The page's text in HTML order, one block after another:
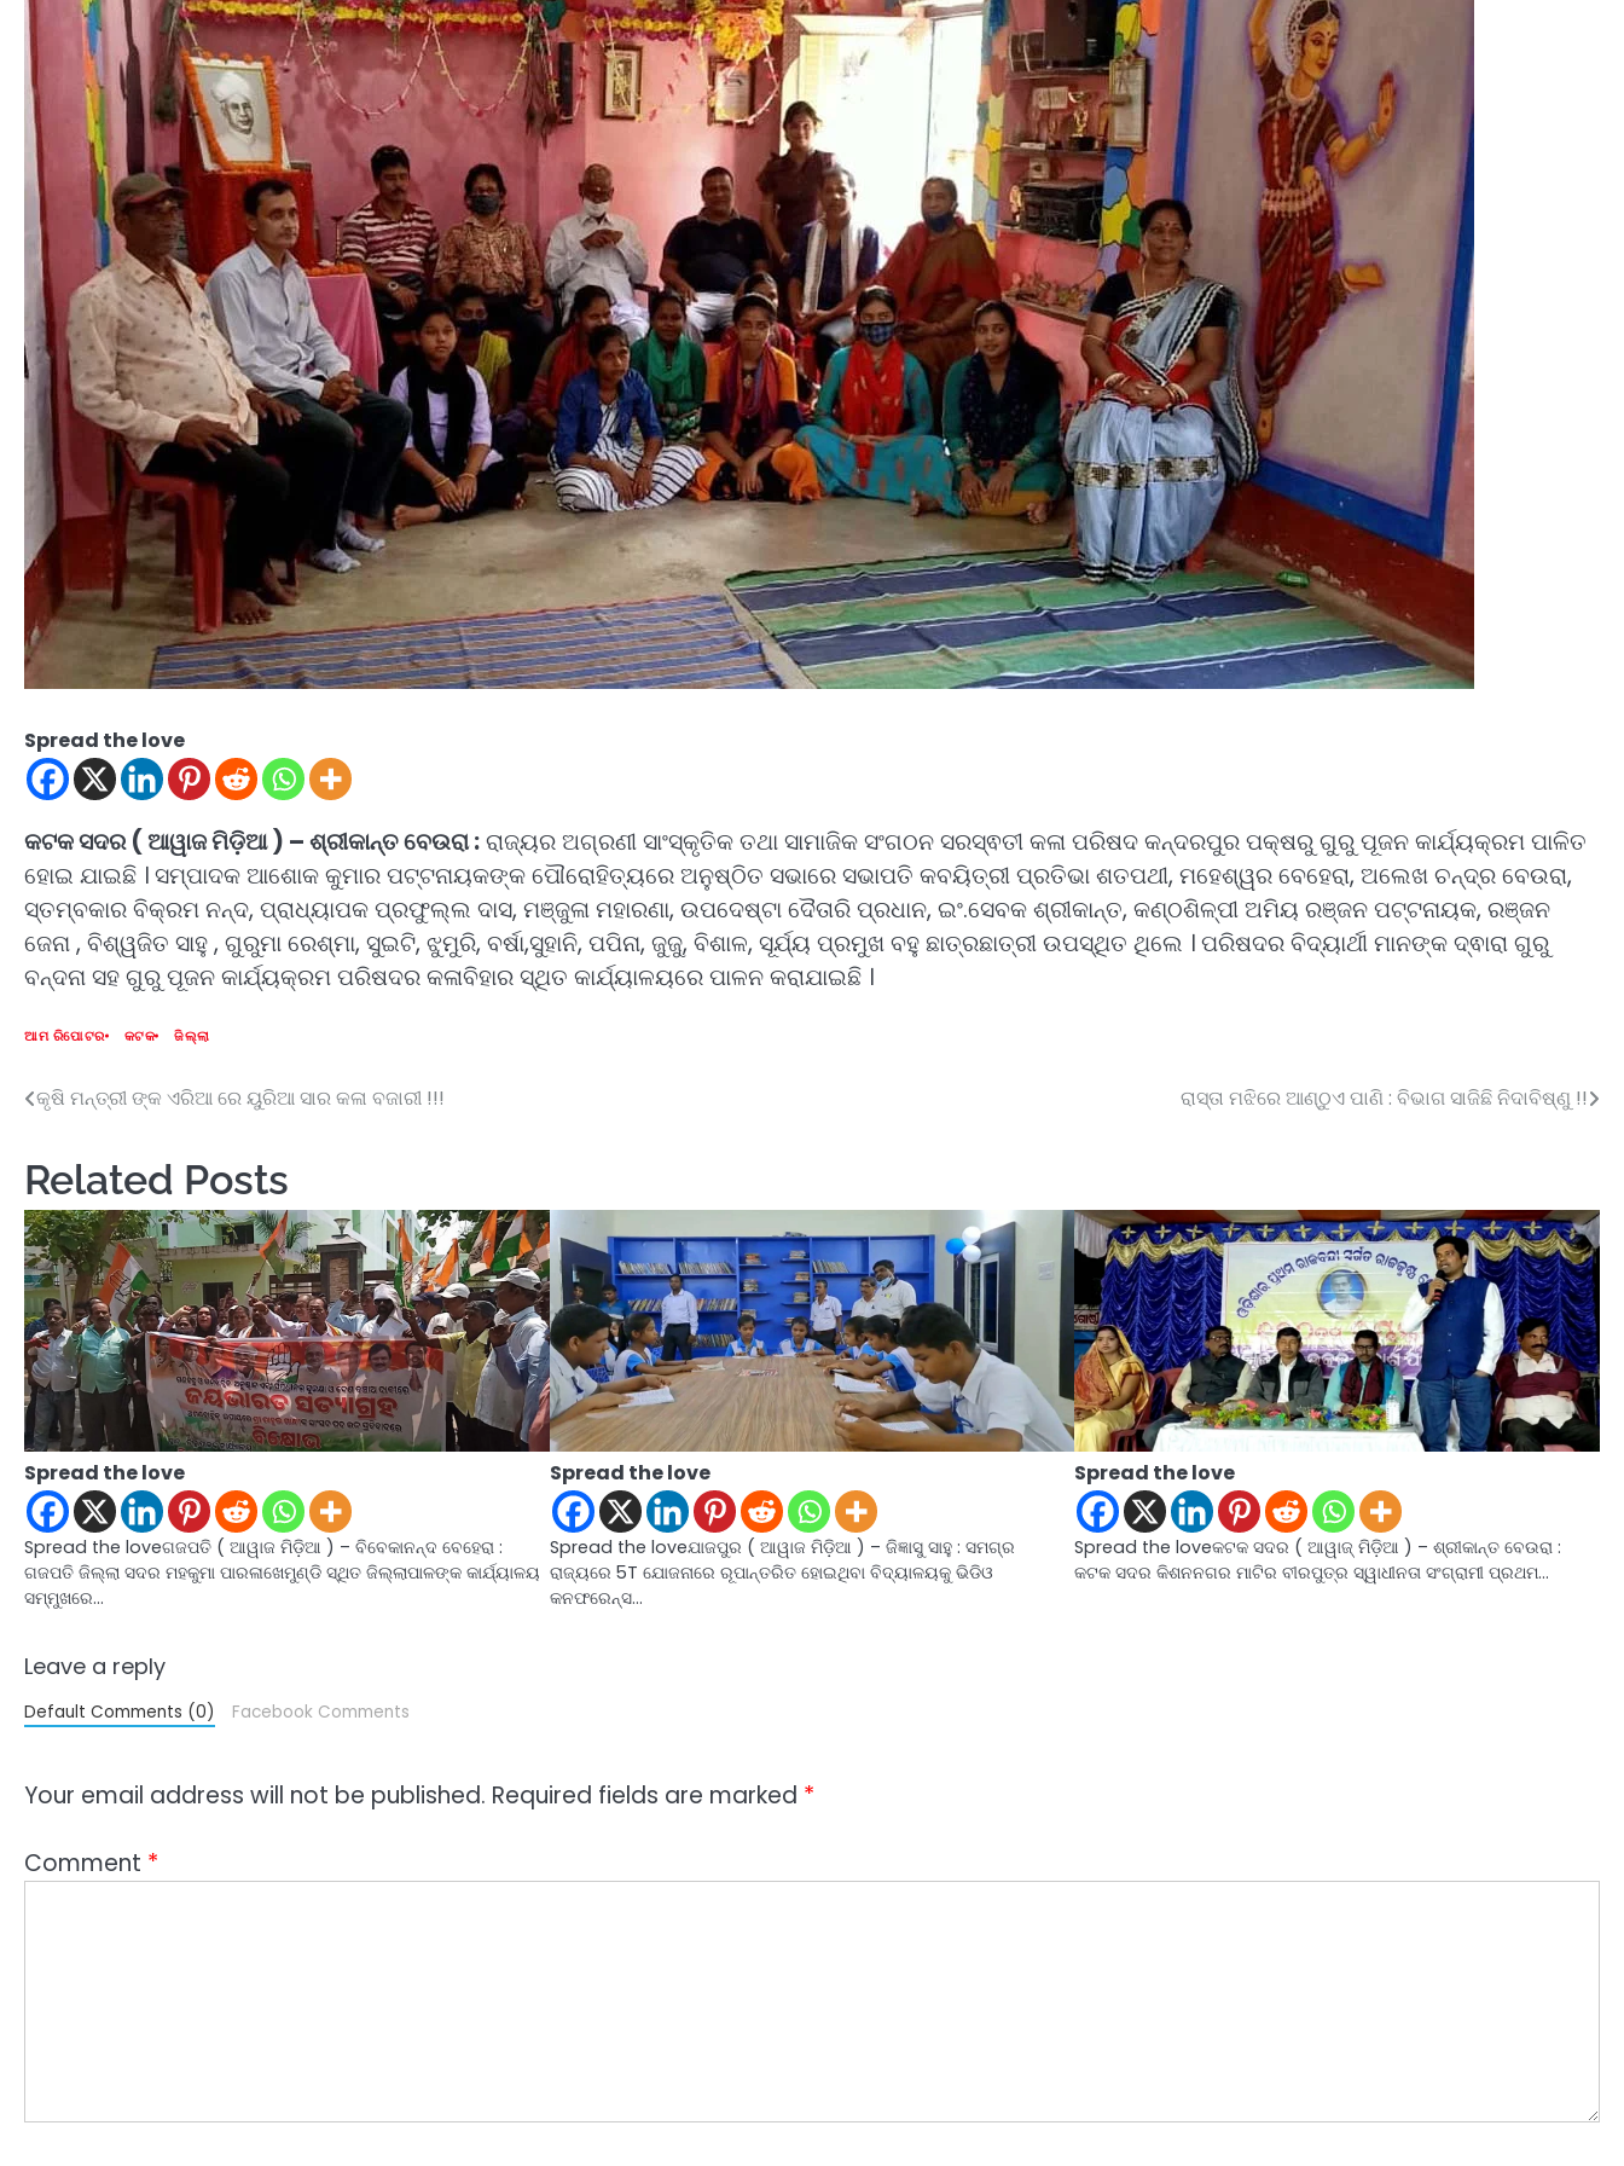
Spread the love
କଟକ ସଦର ( ଆୱାଜ ମିଡ଼ିଆ ) – ଶ୍ରୀକାନ୍ତ ବେଉରା :ରାଜ୍ୟର ଅଗ୍ରଣୀ ସାଂସ୍କୃତିକ ତଥା ସାମାଜିକ ସଂଗଠନ ସରସ୍ଵତୀ କଳା ପରିଷଦ କନ୍ଦରପୁର ପକ୍ଷରୁ ଗୁରୁ ପୂଜନ କାର୍ଯ୍ୟକ୍ରମ ପାଳିତ
ହୋଇ ଯାଇଛି । ସମ୍ପାଦକ ଆଶୋକ କୁମାର ପଟ୍ଟନାୟକଙ୍କ ପୌରୋହିତ୍ୟରେ ଅନୁଷ୍ଠିତ ସଭାରେ ସଭାପତି କବୟିତ୍ରୀ ପ୍ରତିଭା ଶତପଥୀ, ମହେଶ୍ୱର ବେହେରା, ଅଲେଖ ଚନ୍ଦ୍ର ବେଉରା,
ସ୍ତମ୍ବକାର ବିକ୍ରମ ନନ୍ଦ, ପ୍ରାଧ୍ୟାପକ ପ୍ରଫୁଲ୍ଲ ଦାସ, ମଞ୍ଜୁଳା ମହାରଣା, ଉପଦେଷ୍ଟା ଦୈତାରି ପ୍ରଧାନ, ଇଂ.ସେବକ ଶ୍ରୀକାନ୍ତ, କଣ୍ଠଶିଳ୍ପୀ ଅମିୟ ରଞ୍ଜନ ପଟ୍ଟନାୟକ, ରଞ୍ଜନ
ଜେନା , ବିଶ୍ୱଜିତ ସାହୁ , ଗୁରୁମା ରେଶ୍ମା, ସୁଇଟି, ଝୁମୁରି, ବର୍ଷା,ସୁହାନି, ପପିନା, ଜୁଜୁ, ବିଶାଳ, ସୂର୍ଯ୍ୟ ପ୍ରମୁଖ ବହୁ ଛାତ୍ରଛାତ୍ରୀ ଉପସ୍ଥିତ ଥିଲେ । ପରିଷଦର ବିଦ୍ୟାର୍ଥୀ ମାନଙ୍କ ଦ୍ଵାରା ଗୁରୁ
ବନ୍ଦନା ସହ ଗୁରୁ ପୂଜନ କାର୍ଯ୍ୟକ୍ରମ ପରିଷଦର କଳାବିହାର ସ୍ଥିତ କାର୍ଯ୍ୟାଳୟରେ ପାଳନ କରାଯାଇଛି ।
ଆମ ରିପୋଟର କଟକ ଜିଲ୍ଲା
Post
କୃଷି ମନ୍ତ୍ରୀ ଙ୍କ ଏରିଆ ରେ ୟୁରିଆ ସାର କଳା ବଜାରୀ !!! ରାସ୍ତା ମଝିରେ ଆଣ୍ଠୁଏ ପାଣି : ବିଭାଗ ସାଜିଛି ନିଦାବିଷ୍ଣୁ !!
Related Posts
Spread the love
Spread the loveଗଜପତି ( ଆୱାଜ ମିଡ଼ିଆ ) – ବିବେକାନନ୍ଦ ବେହେରା :
ଗଜପତି ଜିଲ୍ଲା ସଦର ମହକୁମା ପାରଳାଖେମୁଣ୍ଡି ସ୍ଥିତ ଜିଲ୍ଲାପାଳଙ୍କ କାର୍ଯ୍ୟାଳୟ
ସମ୍ମୁଖରେ…
Spread the love
Spread the loveଯାଜପୁର ( ଆୱାଜ ମିଡ଼ିଆ ) – ଜିଜ୍ଞାସୁ ସାହୁ : ସମଗ୍ର
ରାଜ୍ୟରେ 5T ଯୋଜନାରେ ରୂପାନ୍ତରିତ ହୋଇଥିବା ବିଦ୍ୟାଳୟକୁ ଭିଡିଓ
କନଫରେନ୍ସ…
Spread the love
Spread the loveକଟକ ସଦର ( ଆୱାଜ୍ ମିଡ଼ିଆ ) – ଶ୍ରୀକାନ୍ତ ବେଉରା :
କଟକ ସଦର କିଶନନଗର ମାଟିର ବୀରପୁତ୍ର ସ୍ୱାଧୀନତା ସଂଗ୍ରାମୀ ପ୍ରଥମ…
Leave a reply
Default Comments (0) Facebook Comments
Your email address will not be published. Required fields are marked *
Comment *